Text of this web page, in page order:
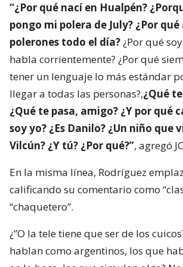
“¿Por qué nací en Hualpén?
pongo mi polera de July? ¿Por
polerones todo el día?¿Por qué
habla corrientemente? ¿Por qué
tener un lenguaje lo más estándar
llegar a todas las personas?,¿Qué
¿Qué te pasa, amigo? ¿Y por qué
soy yo? ¿Es Danilo? ¿Un niño que
Vilcún? ¿Y tú? ¿Por qué?”, agregó
En la misma línea, Rodríguez
calificando su comentario como
“chaquetero”.
¿”O la tele tiene que ser de los
hablan como argentinos, los que